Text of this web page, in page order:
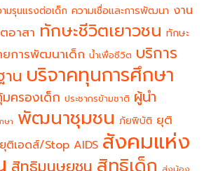
มรุนแรงต่อเด็ก ความเชื่อและการพัฒนา งาน
อาสา ทักษะชีวิตเยาวชน ทักษะ
ยการพัฒนาเด็ก น้ำเพื่อชีวิต บริการ
น บริจาคทุนการศึกษา
ครองเด็ก ประชากรข้ามชาติ ผู้นำ
ษา พัฒนาชุมชน ภัยพิบัติ ยุติ
ยุติเอดส์/Stop AIDS สังคมแห่ง
สิทธิมนุษยชน